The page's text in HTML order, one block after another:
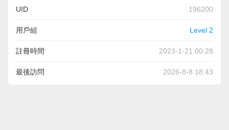
UID 196200
用戶組 Level 2
註冊時間 2023-1-21 00:28
最後訪問 2026-8-8 18:43